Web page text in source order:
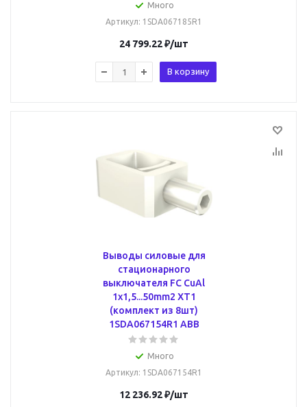
Много
Артикул: 1SDA067185R1
24 799.22₽/шт
В корзину
Выводы силовые для
стационарного
выключателя FC CuAl
1x1,5...50mm2 XT1
(комплект из 8шт)
1SDA067154R1 ABB
Много
Артикул: 1SDA067154R1
12 236.92₽/шт